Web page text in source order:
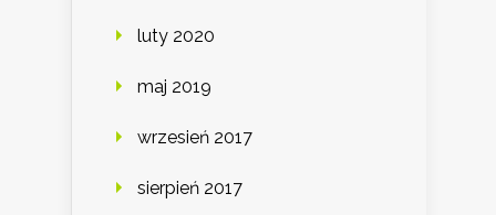
luty 2020
maj 2019
wrzesień 2017
sierpień 2017